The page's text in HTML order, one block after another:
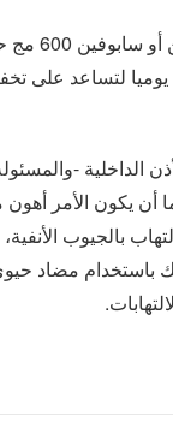
لتساعد على
الداخلية -
حبة مرتين يوميا.. وإما أن
بالجيوب